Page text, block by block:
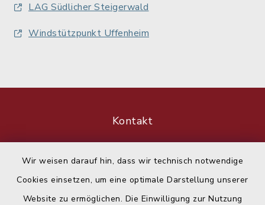
Wir weisen darauf hin, dass wir technisch notwendige
Cookies einsetzen, um eine optimale Darstellung unserer
Website zu ermöglichen. Die Einwilligung zur Nutzung
LAG Südlicher Steigerwald
Windstützpunkt Uffenheim
Kontakt
Datenschutz